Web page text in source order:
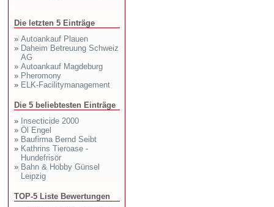
Die letzten 5 Einträge
» Autoankauf Plauen
» Daheim Betreuung Schweiz
AG
» Autoankauf Magdeburg
» Pheromony
» ELK-Facilitymanagement
Die 5 beliebtesten Einträge
» Insecticide 2000
» Öl Engel
» Baufirma Bernd Seibt
» Kathrins Tieroase -
Hundefrisör
» Bahn & Hobby Günsel
Leipzig
TOP-5 Liste Bewertungen